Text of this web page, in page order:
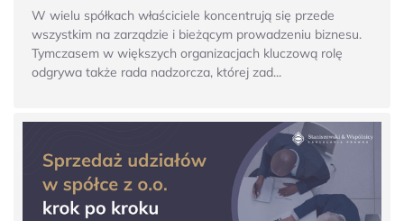
W wielu spółkach właściciele koncentrują się przede
wszystkim na zarządzie i bieżącym prowadzeniu biznesu.
Tymczasem w większych organizacjach kluczową rolę
odgrywa także rada nadzorcza, której zad...